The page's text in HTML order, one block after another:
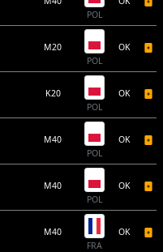
POL
M20
POL
OK
K20
POL
OK
M40
POL
OK
M40
POL
OK
M40
FRA
OK